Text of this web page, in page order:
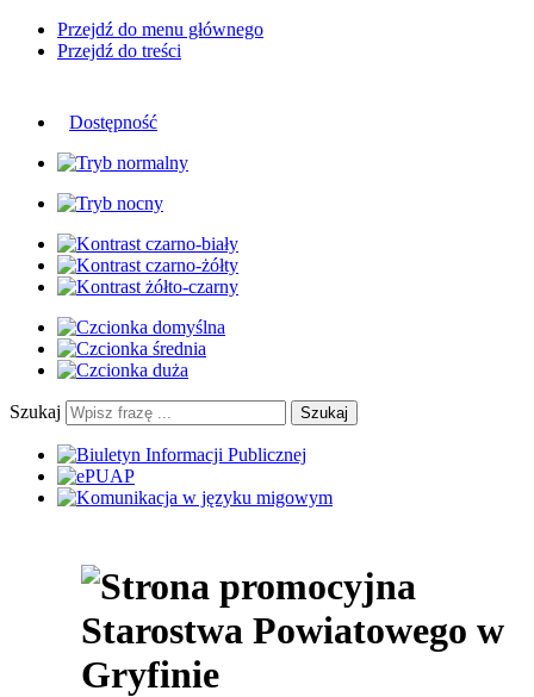
Przejdź do menu głównego
Przejdź do treści
Dostępność
Szukaj Szukaj